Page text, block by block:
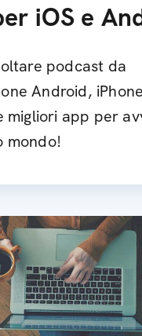
iOS e
podcast da
Android,
migliori app per
mondo!